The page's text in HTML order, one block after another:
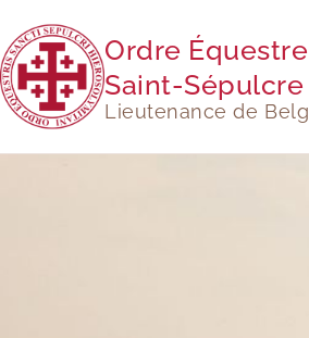
Ordre
Saint-
Lieutenance de